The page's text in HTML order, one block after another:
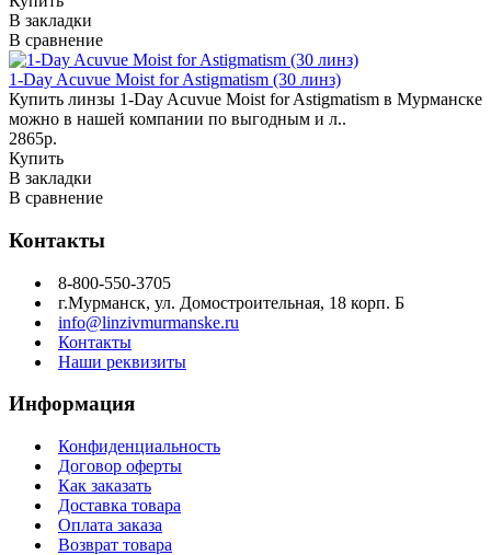
В закладки
В сравнение
1-Day Acuvue Moist for Astigmatism (30 линз)
Купить линзы 1-Day Acuvue Moist for Astigmatism в Мурманске
можно в нашей компании по выгодным и л..
2865р.
Купить
В закладки
В сравнение
Контакты
8-800-550-3705
г.Мурманск, ул. Домостроительная, 18 корп. Б
info@linzivmurmanske.ru
Контакты
Наши реквизиты
Информация
Конфиденциальность
Договор оферты
Как заказать
Доставка товара
Оплата заказа
Возврат товара